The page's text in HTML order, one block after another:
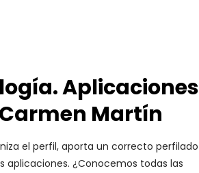
Aplicaciones
Martín
el perfil, aporta un correcto perfilado
aplicaciones. ¿Conocemos todas las